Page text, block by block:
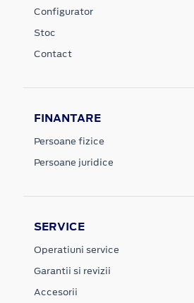
Configurator
Stoc
Contact
FINANTARE
Persoane fizice
Persoane juridice
SERVICE
Operatiuni service
Garantii si revizii
Accesorii